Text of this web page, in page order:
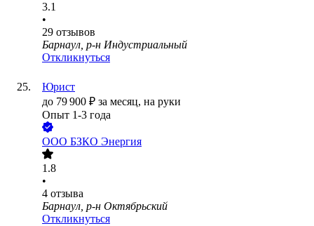
3.1
•
29 отзывов
Барнаул, р-н Индустриальный
Откликнуться
Юрист
до 79 900 ₽ за месяц, на руки
Опыт 1-3 года
ООО БЗКО Энергия
1.8
•
4 отзыва
Барнаул, р-н Октябрьский
Откликнуться